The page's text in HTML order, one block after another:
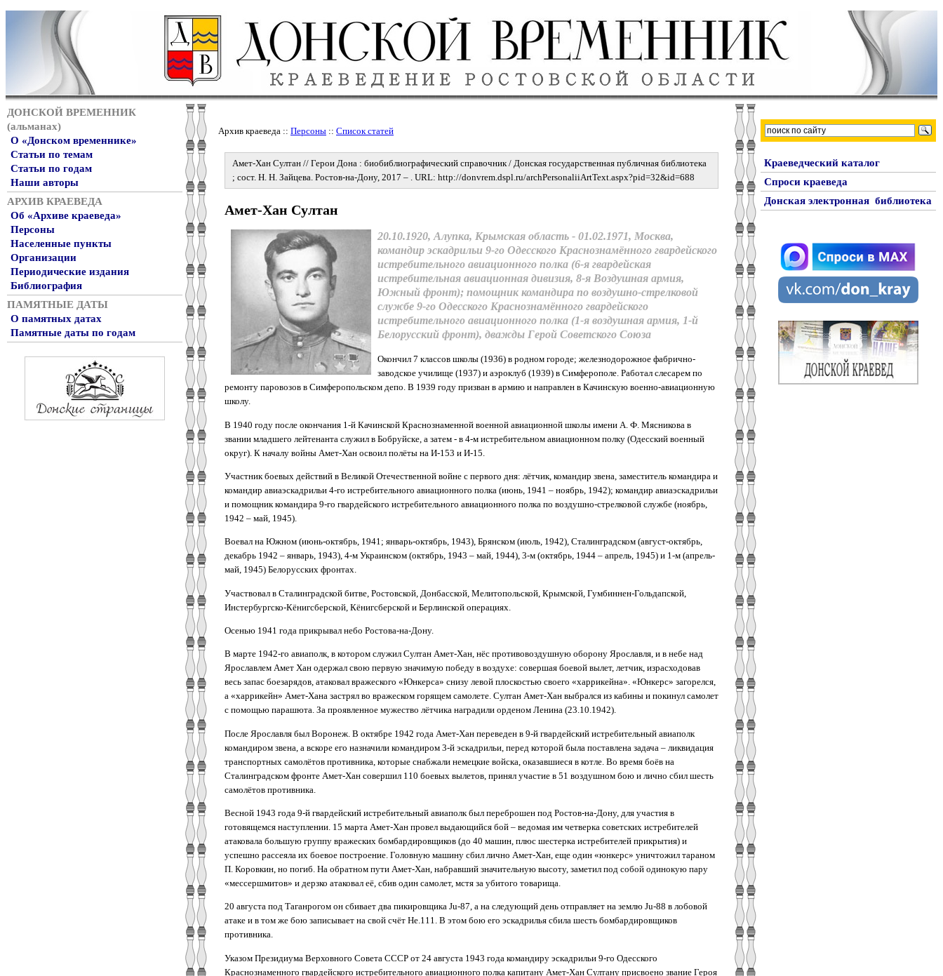
ДОНСКОЙ ВРЕМЕННИК
(альманах)
О «Донском временнике»
Статьи по темам
Статьи по годам
Наши авторы
АРХИВ КРАЕВЕДА
Об «Архиве краеведа»
Персоны
Населенные пункты
Организации
Периодические издания
Библиография
ПАМЯТНЫЕ ДАТЫ
О памятных датах
Памятные даты по годам
Архив краеведа :: Персоны :: Список статей
Амет-Хан Султан // Герои Дона : биобиблиографический справочник / Донская государственная публичная библиотека
; сост. Н. Н. Зайцева. Ростов-на-Дону, 2017 – . URL: http://donvrem.dspl.ru/archPersonaliiArtText.aspx?pid=32&id=688
Амет-Хан Султан
20.10.1920, Алупка, Крымская область - 01.02.1971, Москва,
командир эскадрильи 9-го Одесского Краснознамённого гвардейского
истребительного авиационного полка (6-я гвардейская
истребительная авиационная дивизия, 8-я Воздушная армия,
Южный фронт); помощник командира по воздушно-стрелковой
службе 9-го Одесского Краснознамённого гвардейского
истребительного авиационного полка (1-я воздушная армия, 1-й
Белорусский фронт), дважды Герой Советского Союза
Окончил 7 классов школы (1936) в родном городе; железнодорожное фабрично-
заводское училище (1937) и аэроклуб (1939) в Симферополе. Работал слесарем по
ремонту паровозов в Симферопольском депо. В 1939 году призван в армию и направлен в Качинскую военно-авиационную
школу.
В 1940 году после окончания 1-й Качинской Краснознаменной военной авиационной школы имени А. Ф. Мясникова в
звании младшего лейтенанта служил в Бобруйске, а затем - в 4-м истребительном авиационном полку (Одесский военный
округ). К началу войны Амет-Хан освоил полёты на И-153 и И-15.
Участник боевых действий в Великой Отечественной войне с первого дня: лётчик, командир звена, заместитель командира и
командир авиаэскадрильи 4-го истребительного авиационного полка (июнь, 1941 – ноябрь, 1942); командир авиаэскадрильи
и помощник командира 9-го гвардейского истребительного авиационного полка по воздушно-стрелковой службе (ноябрь,
1942 – май, 1945).
Воевал на Южном (июнь-октябрь, 1941; январь-октябрь, 1943), Брянском (июль, 1942), Сталинградском (август-октябрь,
декабрь 1942 – январь, 1943), 4-м Украинском (октябрь, 1943 – май, 1944), 3-м (октябрь, 1944 – апрель, 1945) и 1-м (апрель-
май, 1945) Белорусских фронтах.
Участвовал в Сталинградской битве, Ростовской, Донбасской, Мелитопольской, Крымской, Гумбиннен-Гольдапской,
Инстербургско-Кёнигсберской, Кёнигсберской и Берлинской операциях.
Осенью 1941 года прикрывал небо Ростова-на-Дону.
В марте 1942-го авиаполк, в котором служил Султан Амет-Хан, нёс противовоздушную оборону Ярославля, и в небе над
Ярославлем Амет Хан одержал свою первую значимую победу в воздухе: совершая боевой вылет, летчик, израсходовав
весь запас боезарядов, атаковал вражеского «Юнкерса» снизу левой плоскостью своего «харрикейна». «Юнкерс» загорелся,
а «харрикейн» Амет-Хана застрял во вражеском горящем самолете. Султан Амет-Хан выбрался из кабины и покинул самолет
с помощью парашюта. За проявленное мужество лётчика наградили орденом Ленина (23.10.1942).
После Ярославля был Воронеж. В октябре 1942 года Амет-Хан переведен в 9-й гвардейский истребительный авиаполк
командиром звена, а вскоре его назначили командиром 3-й эскадрильи, перед которой была поставлена задача – ликвидация
транспортных самолётов противника, которые снабжали немецкие войска, оказавшиеся в котле. Во время боёв на
Сталинградском фронте Амет-Хан совершил 110 боевых вылетов, принял участие в 51 воздушном бою и лично сбил шесть
самолётов противника.
Весной 1943 года 9-й гвардейский истребительный авиаполк был переброшен под Ростов-на-Дону, для участия в
готовящемся наступлении. 15 марта Амет-Хан провел выдающийся бой – ведомая им четверка советских истребителей
атаковала большую группу вражеских бомбардировщиков (до 40 машин, плюс шестерка истребителей прикрытия) и
успешно рассеяла их боевое построение. Головную машину сбил лично Амет-Хан, еще один «юнкерс» уничтожил тараном
П. Коровкин, но погиб. На обратном пути Амет-Хан, набравший значительную высоту, заметил под собой одинокую пару
«мессершмитов» и дерзко атаковал её, сбив один самолет, мстя за убитого товарища.
20 августа под Таганрогом он сбивает два пикировщика Ju-87, а на следующий день отправляет на землю Ju-88 в лобовой
атаке и в том же бою записывает на свой счёт He.111. В этом бою его эскадрилья сбила шесть бомбардировщиков
противника.
Указом Президиума Верховного Совета СССР от 24 августа 1943 года командиру эскадрильи 9-го Одесского
Краснознаменного гвардейского истребительного авиационного полка капитану Амет-Хан Султану присвоено звание Героя
Краеведческий каталог
Спроси краеведа
Донская электронная библиотека